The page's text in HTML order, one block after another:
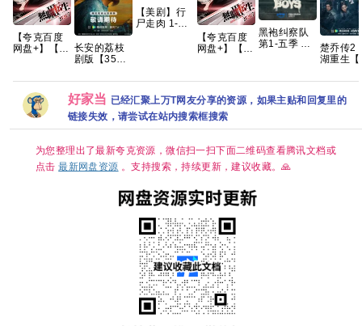
【夸克百度
网盘+】【重
到了异世界
就拿出真本
事 开播2集
长安的荔枝
剧版【35集
HDR】 【雷
佳音、岳云
鹏｜悬疑/传
奇】夸克
【美剧】行
尸走肉 1-11
【夸克百度
网盘+】【重
到了异世界
就拿出真本
事 开播2集
黑袍纠察队
第1-五季 全
楚乔传2
湖重生
赠 赵丽
楚乔传
部】夸克
好家当 已经汇聚上万T网友分享的资源，如果主贴和回复里的
链接失效，请尝试在站内搜索框搜索
为您整理出了最新夸克资源，微信扫一扫下面二维码查看腾讯文档或
点击最新网盘资源 。支持搜索，持续更新，建议收藏。🙏